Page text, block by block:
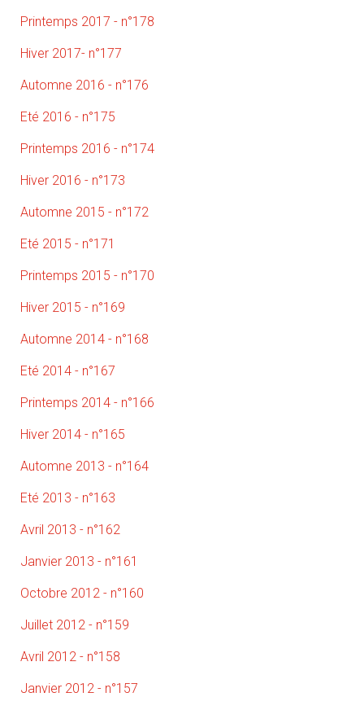
Printemps 2017 - n°178
Hiver 2017- n°177
Automne 2016 - n°176
Eté 2016 - n°175
Printemps 2016 - n°174
Hiver 2016 - n°173
Automne 2015 - n°172
Eté 2015 - n°171
Printemps 2015 - n°170
Hiver 2015 - n°169
Automne 2014 - n°168
Eté 2014 - n°167
Printemps 2014 - n°166
Hiver 2014 - n°165
Automne 2013 - n°164
Eté 2013 - n°163
Avril 2013 - n°162
Janvier 2013 - n°161
Octobre 2012 - n°160
Juillet 2012 - n°159
Avril 2012 - n°158
Janvier 2012 - n°157